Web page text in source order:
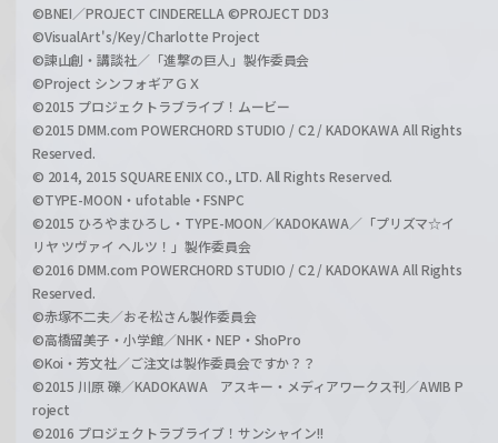
©BNEI／PROJECT CINDERELLA ©PROJECT DD3
©VisualArt's/Key/Charlotte Project
©諫山創・講談社／「進撃の巨人」製作委員会
©Project シンフォギアＧＸ
©2015 プロジェクトラブライブ！ムービー
©2015 DMM.com POWERCHORD STUDIO / C2 / KADOKAWA All Rights
Reserved.
© 2014, 2015 SQUARE ENIX CO., LTD. All Rights Reserved.
©TYPE-MOON・ufotable・FSNPC
©2015 ひろやまひろし・TYPE-MOON／KADOKAWA／「プリズマ☆イ
リヤ ツヴァイ ヘルツ！」製作委員会
©2016 DMM.com POWERCHORD STUDIO / C2 / KADOKAWA All Rights
Reserved.
©赤塚不二夫／おそ松さん製作委員会
©高橋留美子・小学館／NHK・NEP・ShoPro
©Koi・芳文社／ご注文は製作委員会ですか？？
©2015 川原 礫／KADOKAWA アスキー・メディアワークス刊／AWIB P
roject
©2016 プロジェクトラブライブ！サンシャイン!!